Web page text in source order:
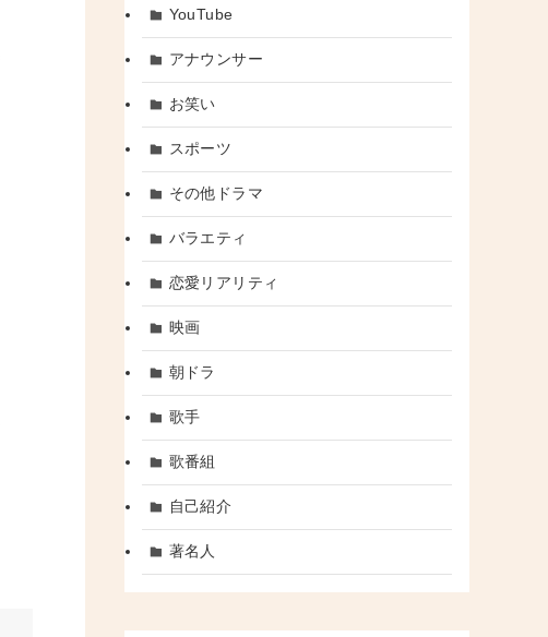
YouTube
アナウンサー
お笑い
スポーツ
その他ドラマ
バラエティ
恋愛リアリティ
映画
朝ドラ
歌手
歌番組
自己紹介
著名人